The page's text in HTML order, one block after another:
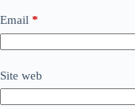
Email *
Site web